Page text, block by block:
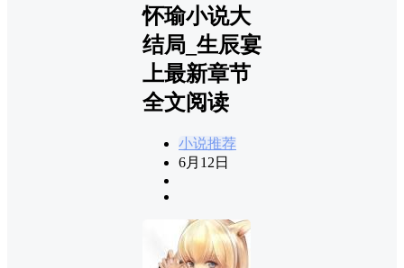
怀瑜小说大
结局_生辰宴
上最新章节
全文阅读
小说推荐
6月12日